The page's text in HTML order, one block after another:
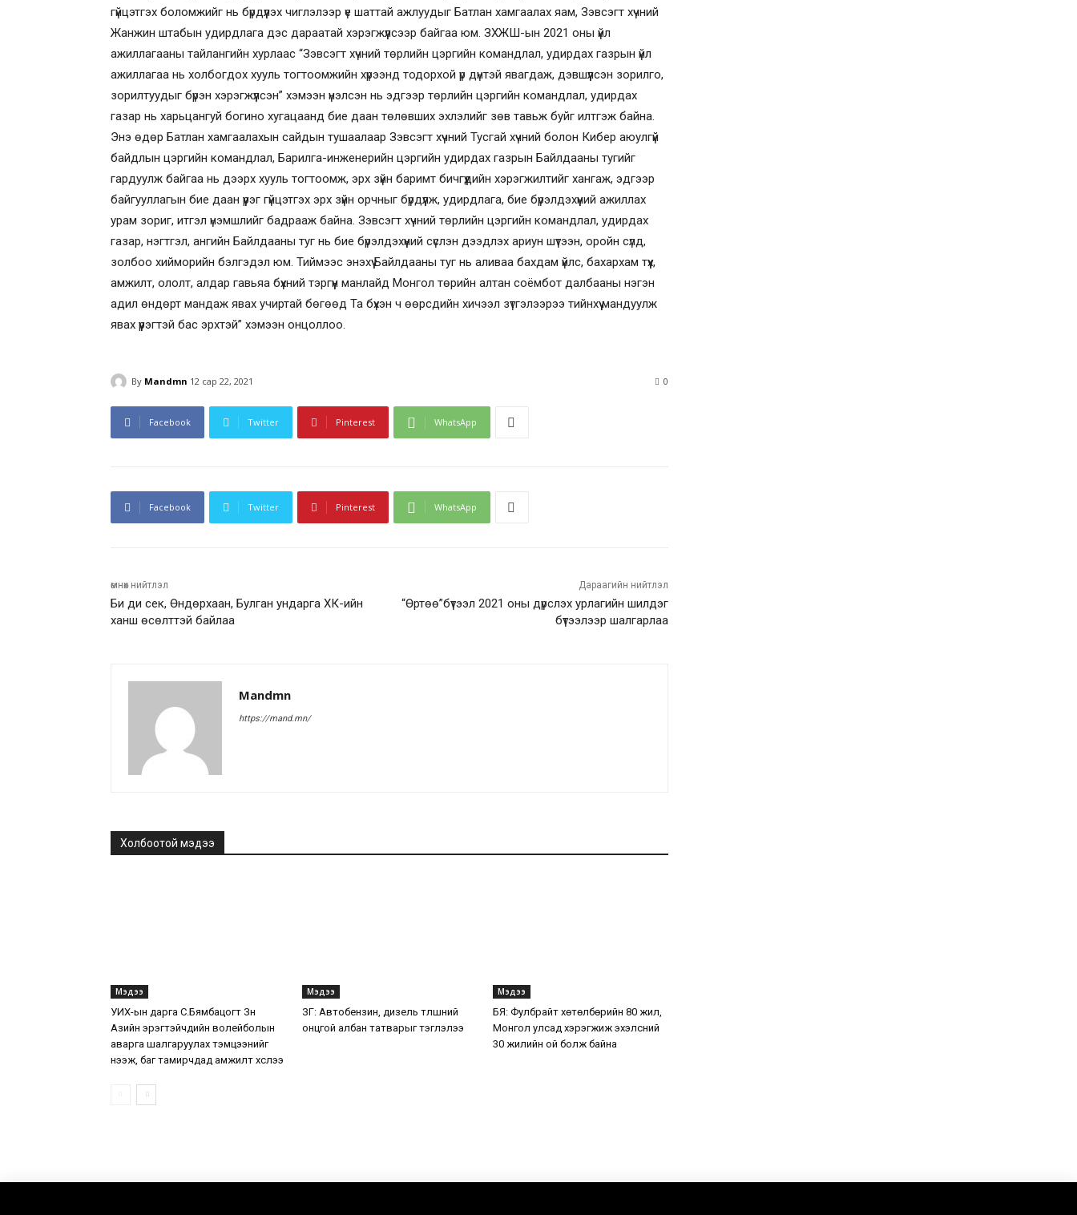
гүйцэтгэх боломжийг нь бүрдүүлэх чиглэлээр үе шаттай ажлуудыг Батлан хамгаалах яам, Зэвсэгт хүчний
Жанжин штабын удирдлага дэс дараатай хэрэгжүүлсээр байгаа юм. ЗХЖШ-ын 2021 оны үйл
ажиллагааны тайлангийн хурлаас “Зэвсэгт хүчний төрлийн цэргийн командлал, удирдах газрын үйл
ажиллагаа нь холбогдох хууль тогтоомжийн хүрээнд тодорхой үр дүнтэй явагдаж, дэвшүүлсэн зорилго,
зорилтуудыг бүрэн хэрэгжүүлсэн” хэмээн үнэлсэн нь эдгээр төрлийн цэргийн командлал, удирдах
газар нь харьцангуй богино хугацаанд бие даан төлөвших эхлэлийг зөв тавьж буйг илтгэж байна.
Энэ өдөр Батлан хамгаалахын сайдын тушаалаар Зэвсэгт хүчний Тусгай хүчний болон Кибер аюулгүй
байдлын цэргийн командлал, Барилга-инженерийн цэргийн удирдах газрын Байлдааны тугийг
гардуулж байгаа нь дээрх хууль тогтоомж, эрх зүйн баримт бичгүүдийн хэрэгжилтийг хангаж, эдгээр
байгууллагын бие даан үүрэг гүйцэтгэх эрх зүйн орчныг бүрдүүлж, удирдлага, бие бүрэлдэхүүний ажиллах
урам зориг, итгэл үнэмшлийг бадрааж байна. Зэвсэгт хүчний төрлийн цэргийн командлал, удирдах
газар, нэгтгэл, ангийн Байлдааны туг нь бие бүрэлдэхүүний сүслэн дээдлэх ариун шүтээн, оройн сүлд,
золбоо хийморийн бэлгэдэл юм. Тиймээс энэхүү Байлдааны туг нь аливаа бахдам үйлс, бахархам түүх,
амжилт, ололт, алдар гавьяа бүхний тэргүүн манлайд Монгол төрийн алтан соёмбот далбааны нэгэн
адил өндөрт мандаж явах учиртай бөгөөд Та бүхэн ч өөрсдийн хичээл зүтгэлээрээ тийнхүү мандуулж
явах үүрэгтэй бас эрхтэй” хэмээн онцоллоо.
By Mandmn 12 сар 22, 2021 0
Facebook Twitter Pinterest WhatsApp
Facebook Twitter Pinterest WhatsApp
өмнөх нийтлэл
Би ди сек, Өндөрхаан, Булган ундарга ХК-ийн
ханш өсөлттэй байлаа
Дараагийн нийтлэл
“Өртөө”бүтээл 2021 оны дүрслэх урлагийн шилдэг
бүтээлээр шалгарлаа
Mandmn
https://mand.mn/
Холбоотой мэдээ
Мэдээ
УИХ-ын дарга С.Бямбацогт Зүүн
Азийн эрэгтэйчүүдийн волейболын
аварга шалгаруулах тэмцээнийг
нээж, баг тамирчдад амжилт хүслээ
Мэдээ
ЗГ: Автобензин, дизель түлшний
онцгой албан татварыг тэглэлээ
Мэдээ
БЯ: Фулбрайт хөтөлбөрийн 80 жил,
Монгол улсад хэрэгжиж эхэлсний
30 жилийн ой болж байна